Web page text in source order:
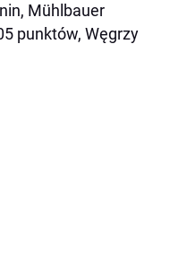
Mühlbauer
punktów, Węgrzy